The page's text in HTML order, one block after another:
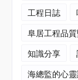
工程日誌
阜居工程品
知識分享
海總監的心